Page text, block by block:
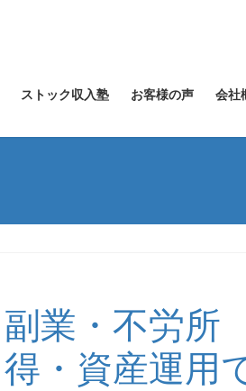
ストック収入塾 お客様の声 会社
副業・不労所
得・資産運用